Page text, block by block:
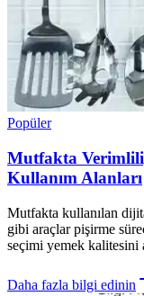
Popüler
Mutfakta
Kullanım Alanları
Mutfakta kullanılan
gibi araçlar pişirme
seçimi yemek kalitesini
Daha fazla bilgi edinin